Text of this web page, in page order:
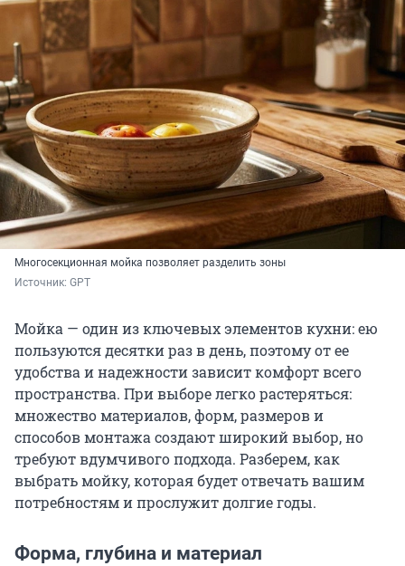
Многосекционная мойка позволяет разделить зоны
Источник: GPT
Мойка — один из ключевых элементов кухни: ею
пользуются десятки раз в день, поэтому от ее
удобства и надежности зависит комфорт всего
пространства. При выборе легко растеряться:
множество материалов, форм, размеров и
способов монтажа создают широкий выбор, но
требуют вдумчивого подхода. Разберем, как
выбрать мойку, которая будет отвечать вашим
потребностям и прослужит долгие годы.
Форма, глубина и материал